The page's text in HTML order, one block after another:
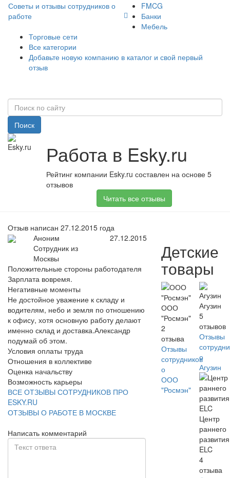
Советы и отзывы сотрудников о
работе
FMCG
Банки
Мебель
Торговые сети
Все категории
Добавьте новую компанию в каталог и свой первый
отзыв
Поиск
Работа в Esky.ru
Рейтинг компании Esky.ru составлен на основе 5
отзывов
Читать все отзывы
Отзыв написан 27.12.2015 года
Аноним
Сотрудник из
Москвы
27.12.2015
Положительные стороны работодателя
Зарплата вовремя.
Негативные моменты
Не достойное уважение к складу и
водителям, небо и земля по отношению
к офису, хотя основную работу делают
именно склад и доставка.Александр
подумай об этом.
Условия оплаты труда
Отношения в коллективе
Оценка начальству
Возможность карьеры
ВСЕ ОТЗЫВЫ СОТРУДНИКОВ ПРО
ESKY.RU
ОТЗЫВЫ О РАБОТЕ В МОСКВЕ
Написать комментарий
Детские
товары
ООО
"Росмэн"
2
отзыва
Отзывы
сотрудников
о
ООО
"Росмэн"
Агузин
5
отзывов
Отзывы
о
Агузин
Центр
раннего
развития
ELC
4
отзыва